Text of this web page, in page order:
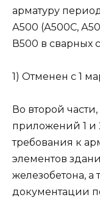
арматуру
А500 (А500С,
В500 в сварных
1) Отменен с 1
Во второй
приложений 1 и
требования к
элементов
железобетона,
документации